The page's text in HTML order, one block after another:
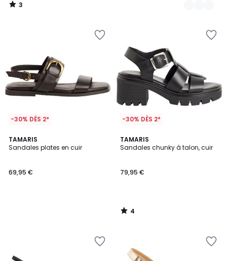
3
/
-30% DÈS 2*
TAMARIS
Sandales plates en cuir
69,95 €
-30% DÈS 2*
TAMARIS
Sandales chunky à talon, cuir
79,95 €
4
/
4
/